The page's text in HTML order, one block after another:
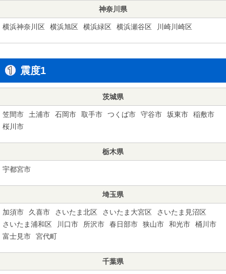
神奈川県
横浜神奈川区 横浜旭区 横浜緑区 横浜瀬谷区 川崎川崎区
震度1
茨城県
笠間市 土浦市 石岡市 取手市 つくば市 守谷市 坂東市
稲敷市
桜川市
栃木県
宇都宮市
埼玉県
加須市 久喜市 さいたま北区 さいたま大宮区
さいたま見沼区
さいたま浦和区
川口市 所沢市 春日部市 狭山市 和光市
桶川市
富士見市
宮代町
千葉県